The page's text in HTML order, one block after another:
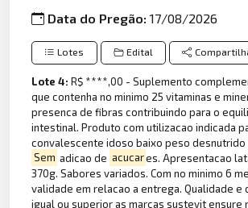
Data do Pregão:17/08/2026
Lotes Edital
Lote 4:R$ ****,00 - Suplemento
que contenha no minimo 25 vitaminas e
presenca de fibras contribuindo para o
intestinal. Produto com utilizacao indicada
convalescente idoso baixo peso desnutrido
Sem adicao de acucares. Apresentacao
370g. Sabores variados. Com no minimo 6
validade em relacao a entrega. Qualidade e
igual ou superior as marcas sustevit ensure